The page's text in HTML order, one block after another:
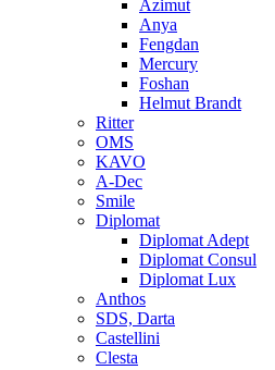
Azimut
Anya
Fengdan
Mercury
Foshan
Helmut Brandt
Ritter
OMS
KAVO
A-Dec
Smile
Diplomat
Diplomat Adept
Diplomat Consul
Diplomat Lux
Anthos
SDS, Darta
Castellini
Clesta